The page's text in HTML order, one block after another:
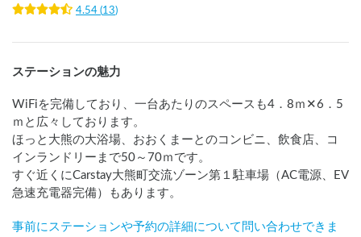
4.54 (13)
ステーションの魅力
WiFiを完備しており、一台あたりのスペースも4．8ｍ✕6．5
ｍと広々しております。
ほっと大熊の大浴場、おおくまーとのコンビニ、飲食店、コ
インランドリーまで50～70ｍです。
すぐ近くにCarstay大熊町交流ゾーン第１駐車場（AC電源、EV
急速充電器完備）もあります。
事前にステーションや予約の詳細について問い合わせできま